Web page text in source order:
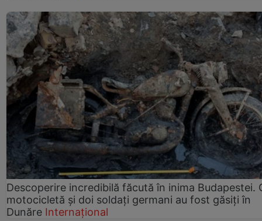
Descoperire incredibilă făcută în inima Budapestei.
motocicletă și doi soldați germani au fost găsiți în
Dunăre Internațional